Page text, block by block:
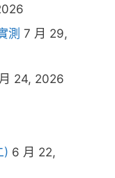
測 7 月 29,
24, 2026
) 6 月 22,